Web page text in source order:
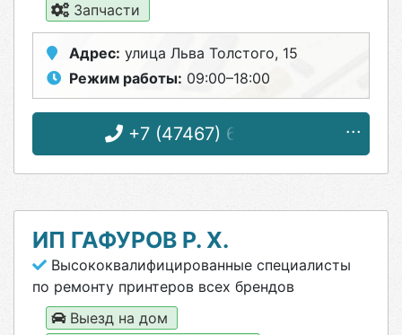
Запчасти
Адрес: улица Льва Толстого, 15
Режим работы: 09:00–18:00
+7 (47467) 6-08-32
ИП ГАФУРОВ Р. Х.
Высококвалифицированные специалисты
по ремонту принтеров всех брендов
Выезд на дом